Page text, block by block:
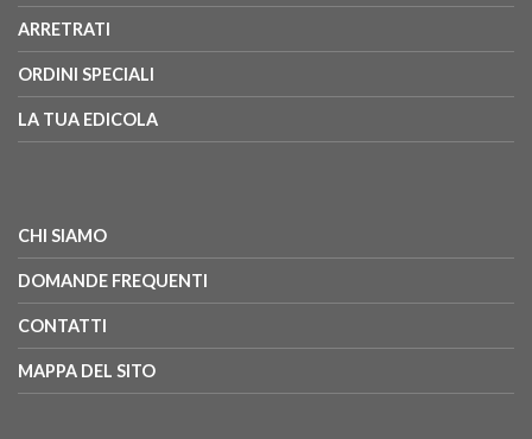
ARRETRATI
ORDINI SPECIALI
LA TUA EDICOLA
CHI SIAMO
DOMANDE FREQUENTI
CONTATTI
MAPPA DEL SITO